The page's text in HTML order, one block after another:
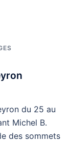
du 25 au
Michel B.
des sommets